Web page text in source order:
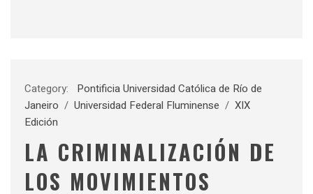
Category:
Pontificia Universidad Católica de Río de
Janeiro / Universidad Federal Fluminense / XIX
Edición
LA CRIMINALIZACIÓN DE
LOS MOVIMIENTOS